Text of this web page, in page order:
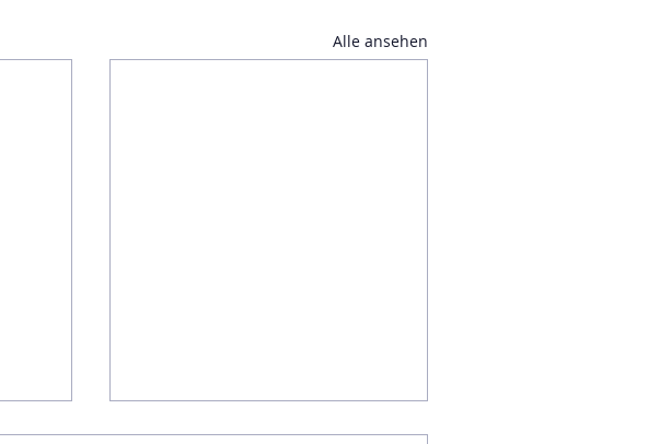
Alle ansehen